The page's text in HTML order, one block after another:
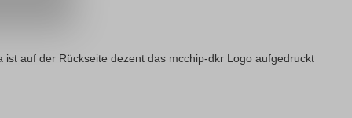
auf der Rückseite dezent das mcchip-dkr Logo aufgedruckt